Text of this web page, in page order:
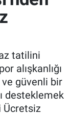
tatilini
alışkanlığı
ve güvenli bir
desteklemek
Ücretsiz